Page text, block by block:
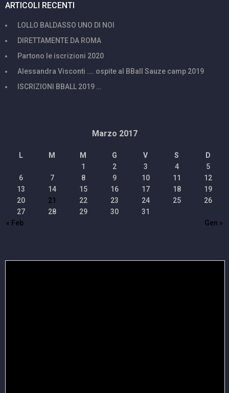
ARTICOLI RECENTI
LOLLO BALDASSO UNO DI NOI
DIRETTAMENTE DA ROMA
Partono le iscrizioni 2020
Alessandra Visconti …. ospite al BBall Sauze camp 2019
ISCRIZIONI BBALL 2019 …
Marzo 2017
L M M G V S D
« Feb Gen »
1 2 3 4
5
6
7 8 9 10 11
12
13
14 15 16 17 18
19
20
21 22 23 24 25
26
27
28 29 30 31